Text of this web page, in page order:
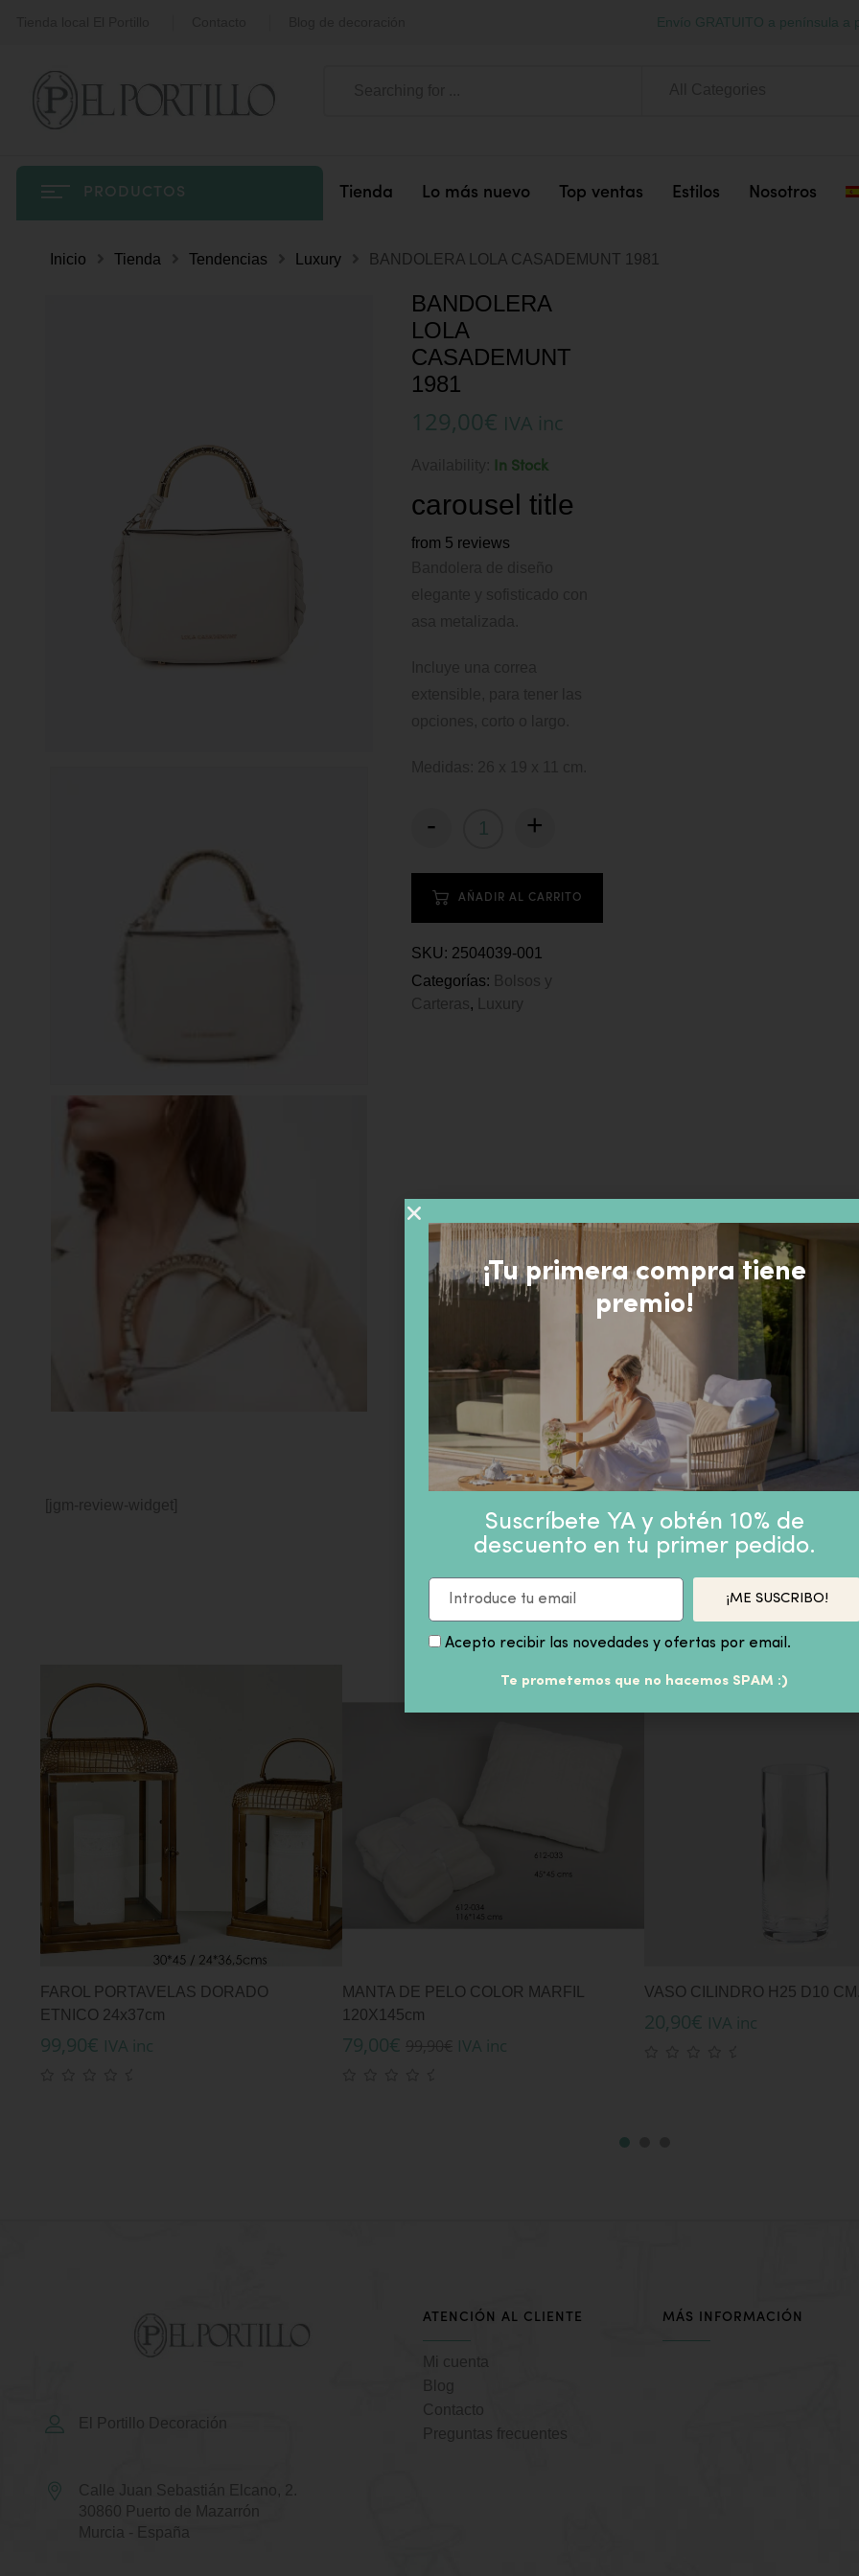
Envío GRATUITO a península a
PRODUCTOS Tienda Lo más nuevo Top ventas Estilos Nosotros
Inicio Tienda Tendencias Luxury BANDOLERA LOLA CASADEMUNT 1981
BANDOLERA
LOLA
CASADEMUNT
1981
129,00€ IVA inc
In Stock
carousel title
from 5 reviews
- +
AÑADIR AL CARRITO
SKU: 2504039-001
Categorías: Bolsos y
Carteras, Luxury
[jgm-review-widget]
PRODUCTOS SIMILARES
FAROL PORTAVELAS DORADO
ETNICO 24x37cm
99,90€ IVA inc
-21%
MANTA DE PELO COLOR MARFIL
120X145cm
79,00€ IVA inc
VASO CILINDRO H25 D10
20,90€ IVA inc
El Portillo Decoración
Calle Juan Sebastián Elcano, 2.
30860 Puerto de Mazarrón
Murcia - España
ATENCIÓN AL CLIENTE
Mi cuenta
Blog
Contacto
Preguntas frecuentes
MÁS INFORMACIÓN
¡Tu primera compra tiene
premio!
Suscríbete YA y obtén 10% de
descuento en tu primer pedido.
Acepto recibir las novedades y ofertas por email.
¡ME SUSCRIBO!
Te prometemos que no hacemos SPAM :)